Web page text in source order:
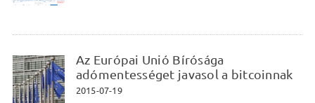
Az Európai Unió Bírósága
adómentességet javasol a bitcoinnak
2015-07-19